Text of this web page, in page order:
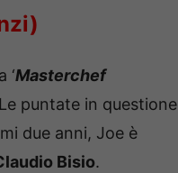
‘Masterchef
puntate in questione
due anni, Joe è
Bisio.